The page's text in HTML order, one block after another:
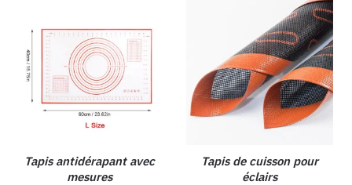
Tapis antidérapant avec
mesures
Tapis de cuisson pour
éclairs